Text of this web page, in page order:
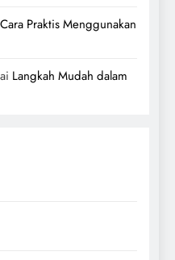
Cara Praktis Menggunakan
Langkah Mudah dalam